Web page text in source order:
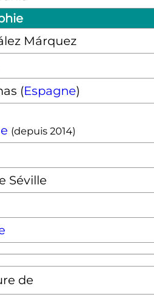
Márquez
(Espagne)
(depuis 2014)
Séville